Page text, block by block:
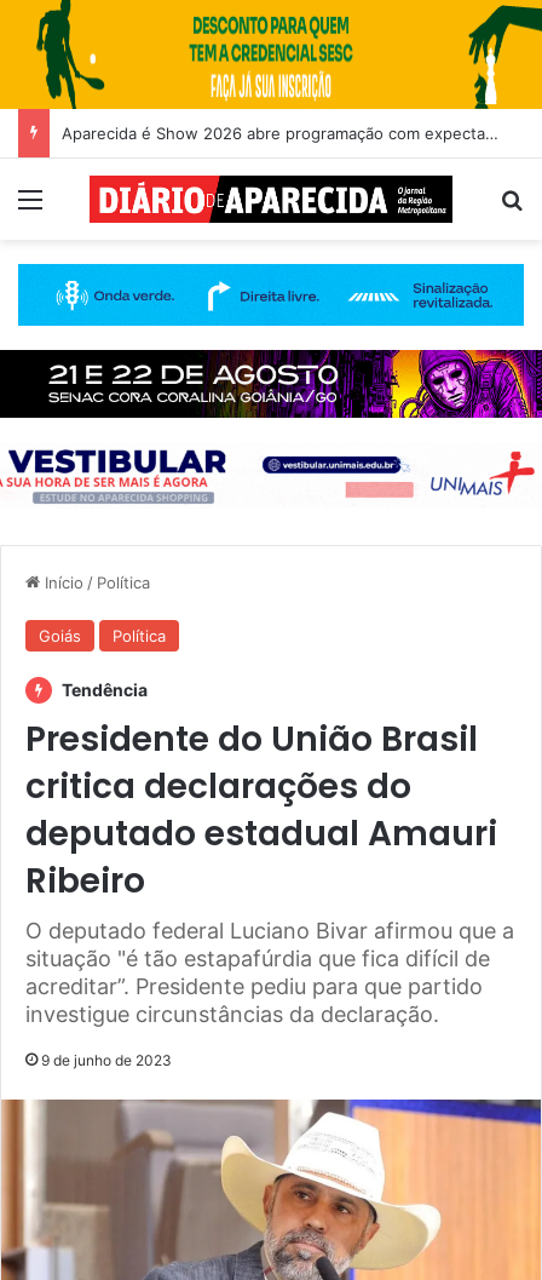
Aparecida é Show 2026 abre programação com expectativa de grande público nesta quinta-feira (6)
Menu
Início / Política
Goiás Política
Tendência
Presidente do União Brasil
critica declarações do
deputado estadual Amauri
Ribeiro
O deputado federal Luciano Bivar afirmou que a
situação "é tão estapafúrdia que fica difícil de
acreditar”. Presidente pediu para que partido
investigue circunstâncias da declaração.
9 de junho de 2023